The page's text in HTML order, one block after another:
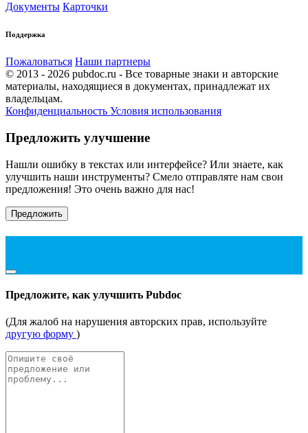
Документы Карточки
Поддержка
Пожаловаться Наши партнеры
© 2013 - 2026 pubdoc.ru - Все товарные знаки и авторские
материалы, находящиеся в документах, принадлежат их
владельцам.
Конфиденциальность Условия использования
Предложить улучшение
Нашли ошибку в текстах или интерфейсе? Или знаете, как
улучшить наши инструменты? Смело отправляте нам свои
предложения! Это очень важно для нас!
Предложить
Предложите, как улучшить Pubdoc
(Для жалоб на нарушения авторских прав, используйте
другую форму )